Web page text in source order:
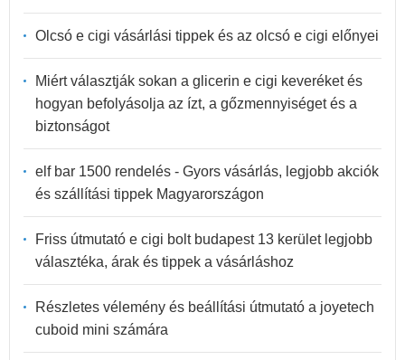
Olcsó e cigi vásárlási tippek és az olcsó e cigi előnyei
Miért választják sokan a glicerin e cigi keveréket és
hogyan befolyásolja az ízt, a gőzmennyiséget és a
biztonságot
elf bar 1500 rendelés - Gyors vásárlás, legjobb akciók
és szállítási tippek Magyarországon
Friss útmutató e cigi bolt budapest 13 kerület legjobb
választéka, árak és tippek a vásárláshoz
Részletes vélemény és beállítási útmutató a joyetech
cuboid mini számára